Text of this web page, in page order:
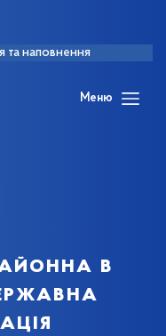
та наповнення
Меню
в